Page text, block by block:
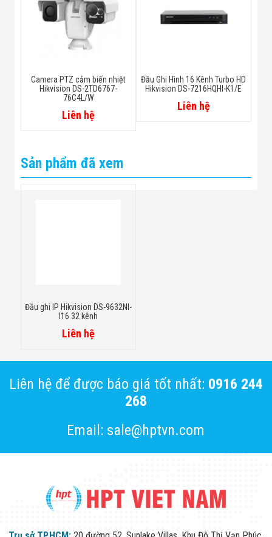
Camera PTZ cảm biến nhiệt
Hikvision DS-2TD6767-
76C4L/W
Liên hệ
Đầu Ghi Hình 16 Kênh Turbo HD
Hikvision DS-7216HQHI-K1/E
Liên hệ
Sản phẩm đã xem
Đầu ghi IP Hikvision DS-9632NI-
I16 32 kênh
Liên hệ
Liên hệ để được báo giá tốt nhất: 0916 244
268
Email: sale@hptvn.com